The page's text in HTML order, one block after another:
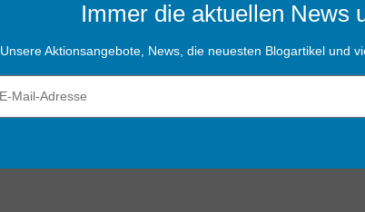
Immer die aktuellen News
Unsere Aktionsangebote, News, die neuesten Blogartikel und